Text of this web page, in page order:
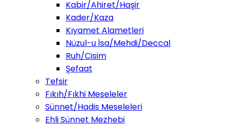
Kabir/Ahiret/Haşir
Kader/Kaza
Kıyamet Alametleri
Nüzul-u İsa/Mehdi/Deccal
Ruh/Cisim
Şefaat
Tefsir
Fıkıh/Fıkhi Meseleler
Sünnet/Hadis Meseleleri
Ehli Sünnet Mezhebi